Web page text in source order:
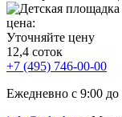
цена:
Уточняйте цену
12,4 соток
+7 (495) 746-00-00
Ежедневно с 9:00 до